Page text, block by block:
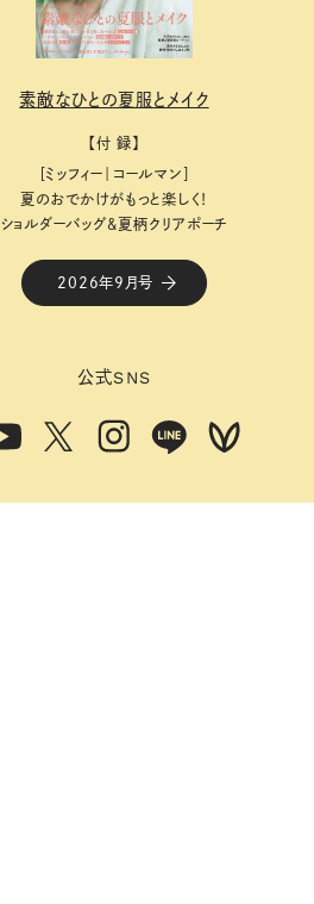
素敵なひとの夏服とメイク
【付 録】
［ミッフィー｜コールマン］
夏のおでかけがもっと楽しく！
ショルダーバッグ&夏柄クリアポーチ
2026年9月号
公式SNS